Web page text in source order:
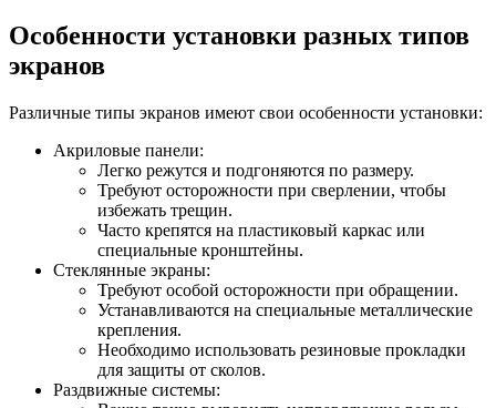
Особенности установки разных типов
экранов
Различные типы экранов имеют свои особенности установки:
Акриловые панели:
Легко режутся и подгоняются по размеру.
Требуют осторожности при сверлении, чтобы
избежать трещин.
Часто крепятся на пластиковый каркас или
специальные кронштейны.
Стеклянные экраны:
Требуют особой осторожности при обращении.
Устанавливаются на специальные металлические
крепления.
Необходимо использовать резиновые прокладки
для защиты от сколов.
Раздвижные системы: